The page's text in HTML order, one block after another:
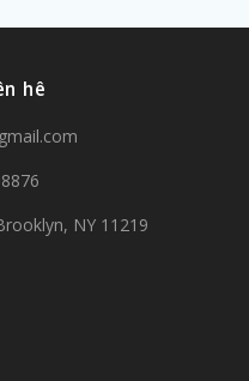
hê
NY 11219